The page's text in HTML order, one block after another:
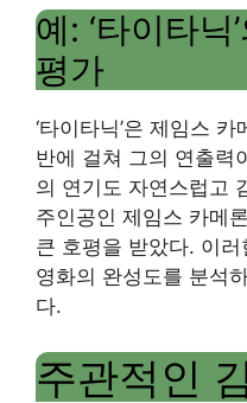
예: ‘타이타닉
평가
‘타이타닉’은 제임스
반에 걸쳐 그의 연출력
의 연기도 자연스럽고
주인공인 제임스 카메
큰 호평을 받았다. 이
영화의 완성도를 분석
다.
주관적인